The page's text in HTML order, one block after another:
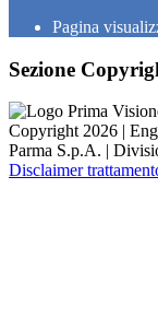
Pagina
Sezione
Copyright 2026 |
Parma S.p.A. |
Disclaimer